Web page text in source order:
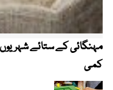
مہنگائی کے ستائے
کمی